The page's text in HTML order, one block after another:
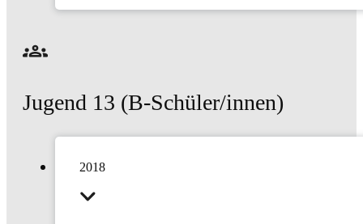
Jugend 13 (B-Schüler/innen)
2018